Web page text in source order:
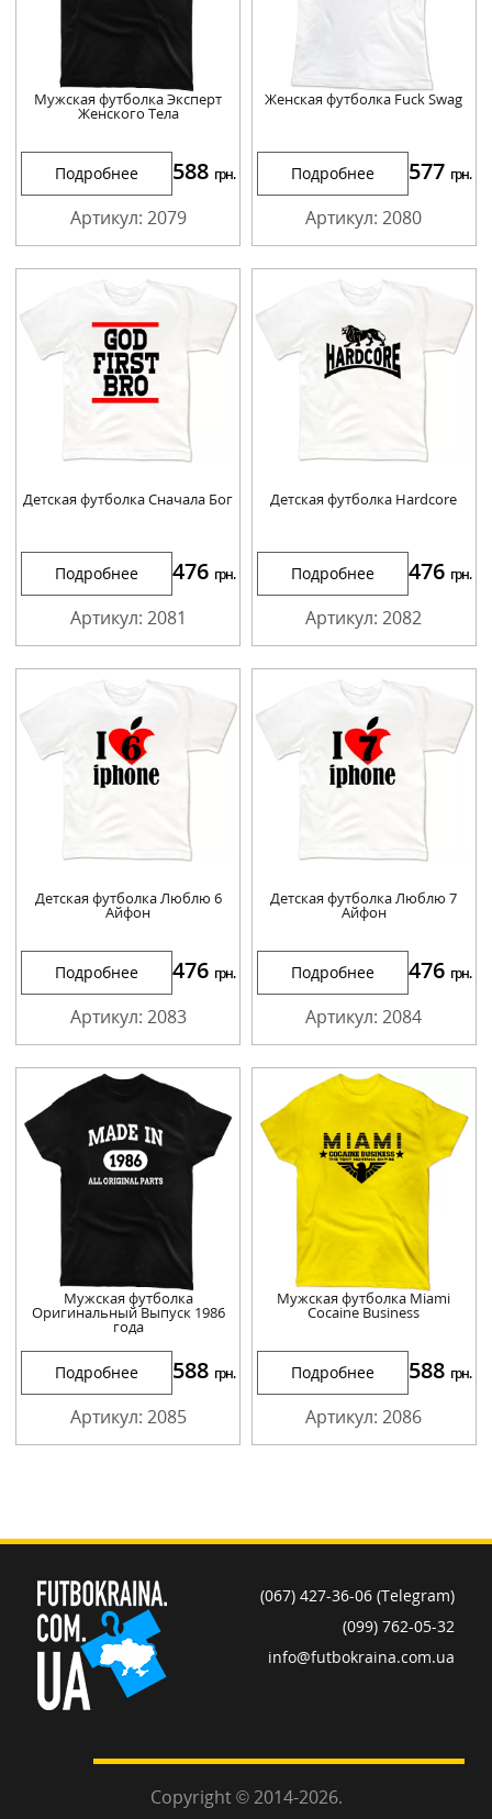
Мужская футболка Эксперт
Женского Тела
Подробнее 588 грн.
Артикул: 2079
Женская футболка Fuck Swag
Подробнее 577 грн.
Артикул: 2080
Детская футболка Сначала Бог
Подробнее 476 грн.
Артикул: 2081
Детская футболка Hardcore
Подробнее 476 грн.
Артикул: 2082
Детская футболка Люблю 6
Айфон
Подробнее 476 грн.
Артикул: 2083
Детская футболка Люблю 7
Айфон
Подробнее 476 грн.
Артикул: 2084
Мужская футболка
Оригинальный Выпуск 1986
года
Подробнее 588 грн.
Артикул: 2085
Мужская футболка Miami
Cocaine Business
Подробнее 588 грн.
Артикул: 2086
(067) 427-36-06 (Telegram)
(099) 762-05-32
info@futbokraina.com.ua
Copyright © 2014-2026.